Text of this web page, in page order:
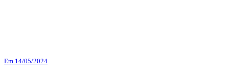
Em 14/05/2024